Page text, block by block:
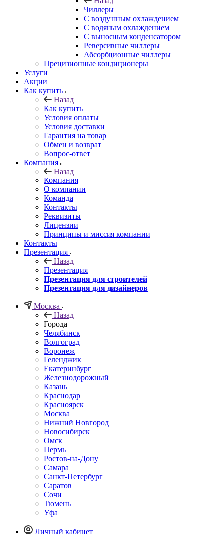
Чиллеры
С воздушным охлаждением
С водяным охлаждением
С выносным конденсатором
Реверсивные чиллеры
Абсорбционные чиллеры
Прецизионные кондиционеры
Услуги
Акции
Как купить
Назад
Как купить
Условия оплаты
Условия доставки
Гарантия на товар
Обмен и возврат
Вопрос-ответ
Компания
Назад
Компания
О компании
Команда
Контакты
Реквизиты
Лицензии
Принципы и миссия компании
Контакты
Презентация
Назад
Презентация
Презентация для строителей
Презентация для дизайнеров
Москва
Назад
Города
Челябинск
Волгоград
Воронеж
Геленджик
Екатеринбург
Железнодорожный
Казань
Краснодар
Красноярск
Москва
Нижний Новгород
Новосибирск
Омск
Пермь
Ростов-на-Дону
Самара
Санкт-Петербург
Саратов
Сочи
Тюмень
Уфа
Личный кабинет